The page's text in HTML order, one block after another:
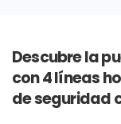
Descubre la
con 4 líneas
de seguridad